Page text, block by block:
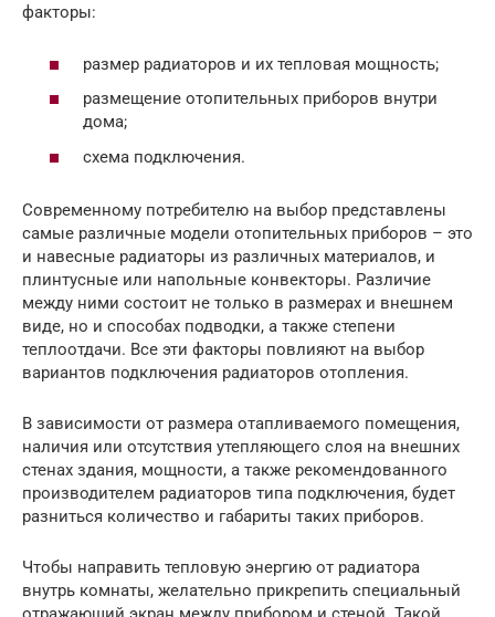
факторы:
размер радиаторов и их тепловая мощность;
размещение отопительных приборов внутри
дома;
схема подключения.
Современному потребителю на выбор представлены
самые различные модели отопительных приборов – это
и навесные радиаторы из различных материалов, и
плинтусные или напольные конвекторы. Различие
между ними состоит не только в размерах и внешнем
виде, но и способах подводки, а также степени
теплоотдачи. Все эти факторы повлияют на выбор
вариантов подключения радиаторов отопления.
В зависимости от размера отапливаемого помещения,
наличия или отсутствия утепляющего слоя на внешних
стенах здания, мощности, а также рекомендованного
производителем радиаторов типа подключения, будет
разниться количество и габариты таких приборов.
Чтобы направить тепловую энергию от радиатора
внутрь комнаты, желательно прикрепить специальный